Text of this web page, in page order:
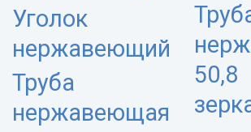
Уголок
нержавеющий
Труба
нержавеющая
50,8